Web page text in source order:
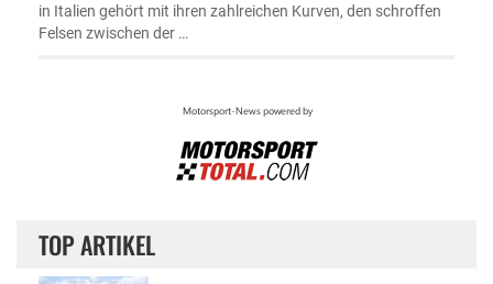
in Italien gehört mit ihren zahlreichen Kurven, den schroffen
Felsen zwischen der …
TOP ARTIKEL